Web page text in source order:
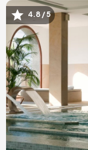
Image
4.8 / 5